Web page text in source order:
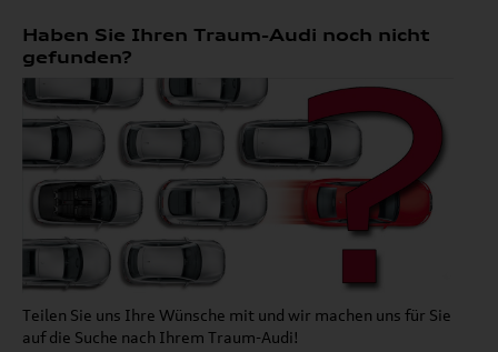
Haben Sie Ihren Traum-Audi noch nicht
gefunden?
Teilen Sie uns Ihre Wünsche mit und wir machen uns für Sie
auf die Suche nach Ihrem Traum-Audi!